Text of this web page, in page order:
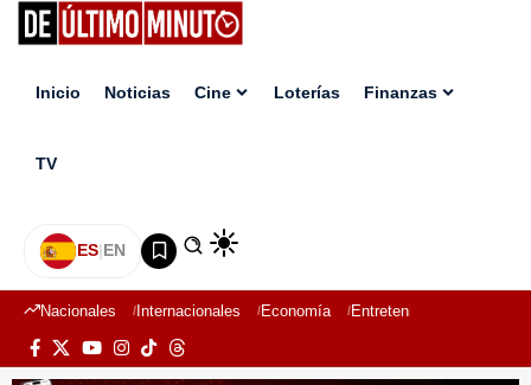
Inicio Noticias Cine Loterías Finanzas
TV
ES|EN
Nacionales Internacionales Economía Entretenimiento